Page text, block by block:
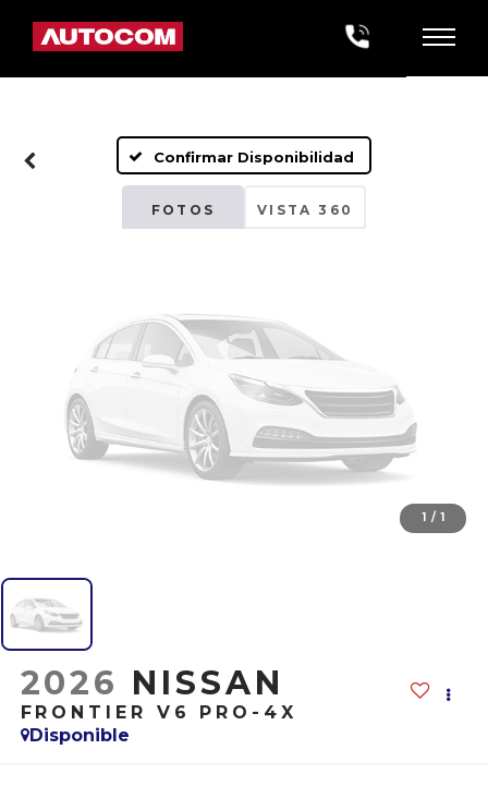
Confirmar Disponibilidad
FOTOS VISTA 360
Fotos No
Disponibles
Por favor, revise luego
1 / 1
2026 NISSAN
FRONTIER V6 PRO-4X
Disponible